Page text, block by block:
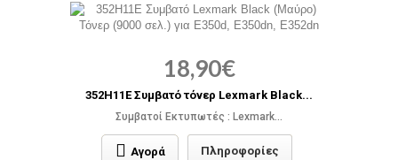
18,90€
352H11E Συμβατό τόνερ Lexmark Black...
Συμβατοί Εκτυπωτές : Lexmark...
Αγορά Πληροφορίες